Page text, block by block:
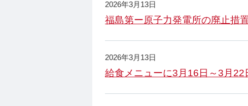
2026年3月13日
福島第ー原子力発電所の廃止措
2026年3月13日
給食メニューに3月16日～3月22